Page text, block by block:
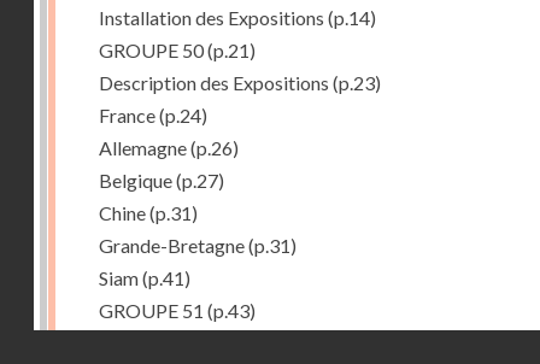
Installation des Expositions (p.14)
GROUPE 50(p.21)
Description des Expositions (p.23)
France(p.24)
Allemagne(p.26)
Belgique(p.27)
Chine(p.31)
Grande-Bretagne(p.31)
Siam(p.41)
GROUPE 51 (p.43)